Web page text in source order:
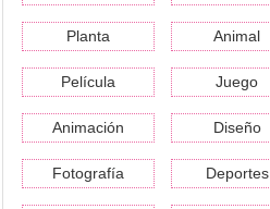
Planta Animal
Película Juego
Animación Diseño
Fotografía Deportes